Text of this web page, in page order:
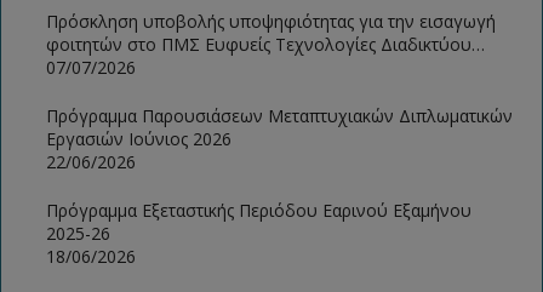
Πρόσκληση υποβολής υποψηφιότητας για την εισαγωγή
φοιτητών στο ΠΜΣ Ευφυείς Τεχνολογίες Διαδικτύου
2026-2027
07/07/2026
Πρόγραμμα Παρουσιάσεων Μεταπτυχιακών Διπλωματικών
Εργασιών Ιούνιος 2026
22/06/2026
Πρόγραμμα Εξεταστικής Περιόδου Εαρινού Εξαμήνου
2025-26
18/06/2026